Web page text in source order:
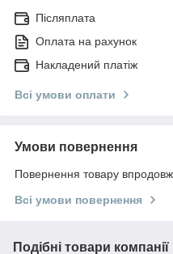
Післяплата
Оплата на рахунок
Накладений платіж
Всі умови оплати
Умови повернення
Повернення товару
Всі умови повернення
Подібні товари компанії